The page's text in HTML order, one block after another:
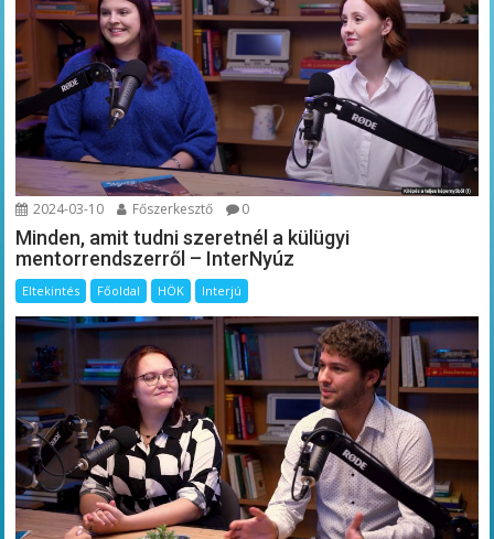
2024-03-10 Főszerkesztő 0
Minden, amit tudni szeretnél a külügyi
mentorrendszerről – InterNyúz
Eltekintés Főoldal HÖK Interjú